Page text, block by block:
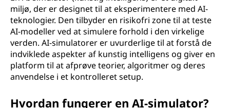
miljø, der er designet til at eksperimentere med AI-
teknologier. Den tilbyder en risikofri zone til at teste
AI-modeller ved at simulere forhold i den virkelige
verden. AI-simulatorer er uvurderlige til at forstå de
indviklede aspekter af kunstig intelligens og giver en
platform til at afprøve teorier, algoritmer og deres
anvendelse i et kontrolleret setup.
Hvordan fungerer en AI-simulator?